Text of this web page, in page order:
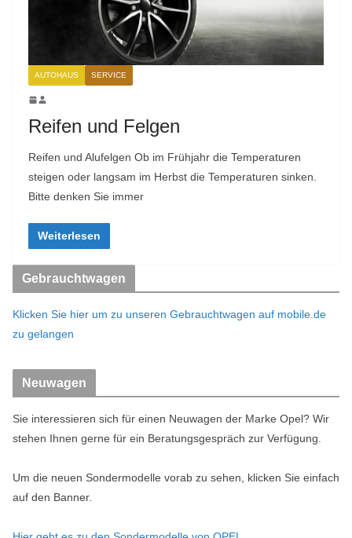
AUTOHAUS SERVICE
Reifen und Felgen
Reifen und Alufelgen Ob im Frühjahr die Temperaturen
steigen oder langsam im Herbst die Temperaturen sinken.
Bitte denken Sie immer
Weiterlesen
Gebrauchtwagen
Klicken Sie hier um zu unseren Gebrauchtwagen auf mobile.de
zu gelangen
Neuwagen
Sie interessieren sich für einen Neuwagen der Marke Opel? Wir
stehen Ihnen gerne für ein Beratungsgespräch zur Verfügung.
Um die neuen Sondermodelle vorab zu sehen, klicken Sie einfach
auf den Banner.